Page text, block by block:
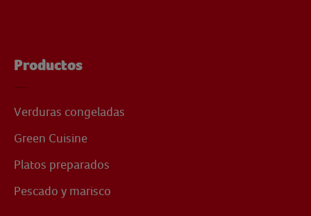
Productos
Verduras congeladas
Green Cuisine
Platos preparados
Pescado y marisco